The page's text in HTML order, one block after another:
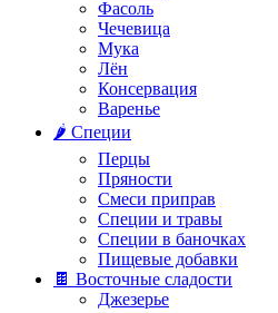
Фасоль
Чечевица
Мука
Лён
Консервация
Варенье
🌶️ Специи
Перцы
Пряности
Смеси приправ
Специи и травы
Специи в баночках
Пищевые добавки
🍫 Восточные сладости
Джезерье